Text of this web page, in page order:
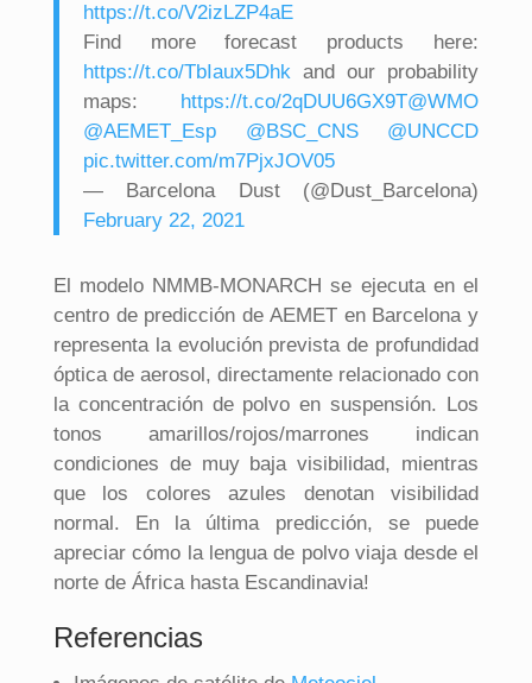
https://t.co/V2izLZP4aE
Find more forecast products here:
https://t.co/TbIaux5Dhkand our probability
maps: https://t.co/2qDUU6GX9T@WMO
@AEMET_Esp
@BSC_CNS
@UNCCD
pic.twitter.com/m7PjxJOV05
— Barcelona Dust (@Dust_Barcelona)
February 22, 2021
El modelo NMMB-MONARCH se ejecuta en el
centro de predicción de AEMET en Barcelona y
representa la evolución prevista de profundidad
óptica de aerosol, directamente relacionado con
la concentración de polvo en suspensión. Los
tonos amarillos/rojos/marrones indican
condiciones de muy baja visibilidad, mientras
que los colores azules denotan visibilidad
normal. En la última predicción, se puede
apreciar cómo la lengua de polvo viaja desde el
norte de África hasta Escandinavia!
Referencias